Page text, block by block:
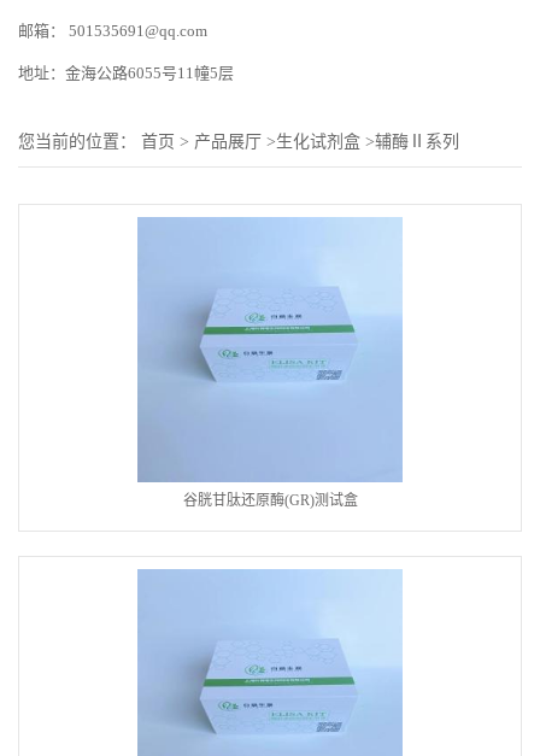
邮箱： 501535691@qq.com
地址：金海公路6055号11幢5层
您当前的位置： 首页 > 产品展厅 >生化试剂盒 >辅酶Ⅱ系列
谷胱甘肽还原酶(GR)测试盒